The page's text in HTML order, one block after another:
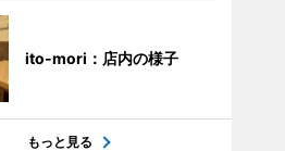
ito-mori：店内の様子
もっと見る